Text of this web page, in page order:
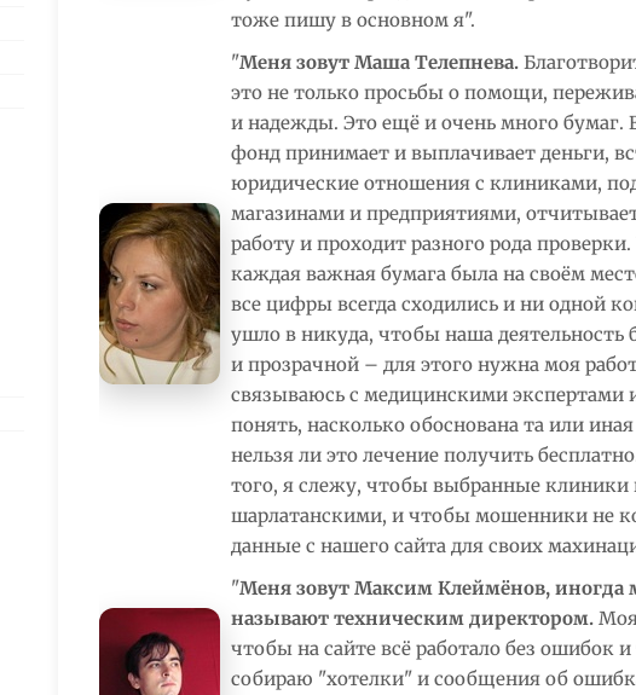
тоже пишу в основном я".
"Меня зовут Маша Телепнева.
это не только просьбы о помощи,
и надежды. Это ещё и очень много бумаг.
фонд принимает и выплачивает деньги,
юридические отношения с клиниками,
магазинами и предприятиями,
работу и проходит разного рода
каждая важная бумага была на своём
все цифры всегда сходились и ни одной
ушло в никуда, чтобы наша деятельность
и прозрачной – для этого нужна моя
связываюсь с медицинскими экспертами
понять, насколько обоснована та или иная
нельзя ли это лечение получить
того, я слежу, чтобы выбранные клиники
шарлатанскими, и чтобы мошенники не
данные с нашего сайта для своих
"Меня зовут Максим Клеймёнов, иногда
называют техническим директором.
чтобы на сайте всё работало без ошибок
собираю "хотелки" и сообщения об